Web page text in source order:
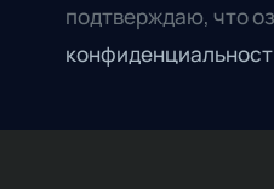
подтверждаю, что